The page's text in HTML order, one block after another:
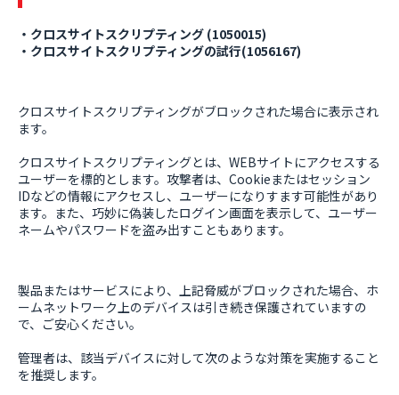
・クロスサイトスクリプティング (1050015)
・クロスサイトスクリプティングの試行(1056167)
クロスサイトスクリプティングがブロックされた場合に表示され
ます。
クロスサイトスクリプティングとは、WEBサイトにアクセスする
ユーザーを標的とします。攻撃者は、Cookieまたはセッション
IDなどの情報にアクセスし、ユーザーになりすます可能性があり
ます。また、巧妙に偽装したログイン画面を表示して、ユーザー
ネームやパスワードを盗み出すこともあります。
製品またはサービスにより、上記脅威がブロックされた場合、ホ
ームネットワーク上のデバイスは引き続き保護されていますの
で、ご安心ください。
管理者は、該当デバイスに対して次のような対策を実施すること
を推奨します。